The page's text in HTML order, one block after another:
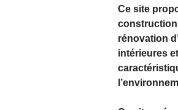
Ce site
construction
rénovation
intérieures